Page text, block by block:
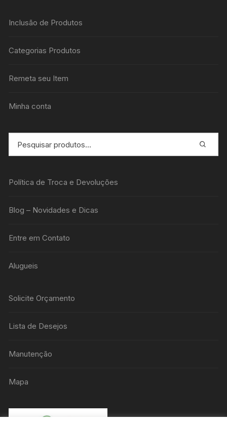
Inclusão de Produtos
Categorias Produtos
Remeta seu Item
Minha conta
Política de Troca e Devoluções
Blog – Novidades e Dicas
Entre em Contato
Alugueis
Solicite Orçamento
Lista de Desejos
Manutenção
Mapa